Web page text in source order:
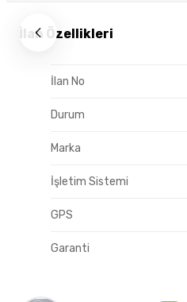
İlan Özellikleri
İlan No
Durum
Marka
İşletim Sistemi
GPS
Garanti